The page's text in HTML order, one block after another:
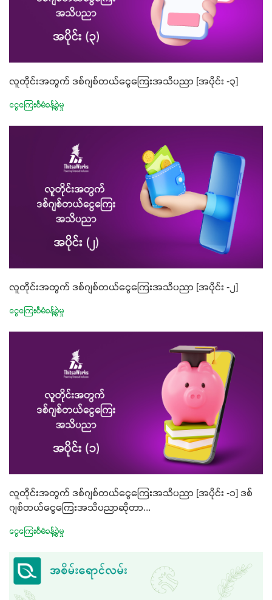
လူတိုင်းအတွက် ဒစ်ဂျစ်တယ်ငွေကြေးအသိပညာ [အပိုင်း -၃]
ငွေကြေးစီမံခန့်ခွဲမှု
လူတိုင်းအတွက် ဒစ်ဂျစ်တယ်ငွေကြေးအသိပညာ [အပိုင်း -၂]
ငွေကြေးစီမံခန့်ခွဲမှု
လူတိုင်းအတွက် ဒစ်ဂျစ်တယ်ငွေကြေးအသိပညာ [အပိုင်း -၁] ဒစ်
ဂျစ်တယ်ငွေကြေးအသိပညာဆိုတာ...
ငွေကြေးစီမံခန့်ခွဲမှု